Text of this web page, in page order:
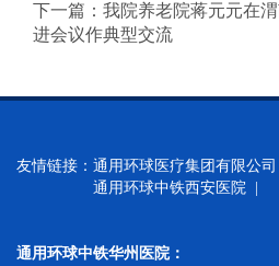
下一篇：我院养老院蒋元元在
进会议作典型交流
友情链接： 通用环球医疗集团有限公
通用环球中铁西安医院 |
通用环球中铁华州医院：